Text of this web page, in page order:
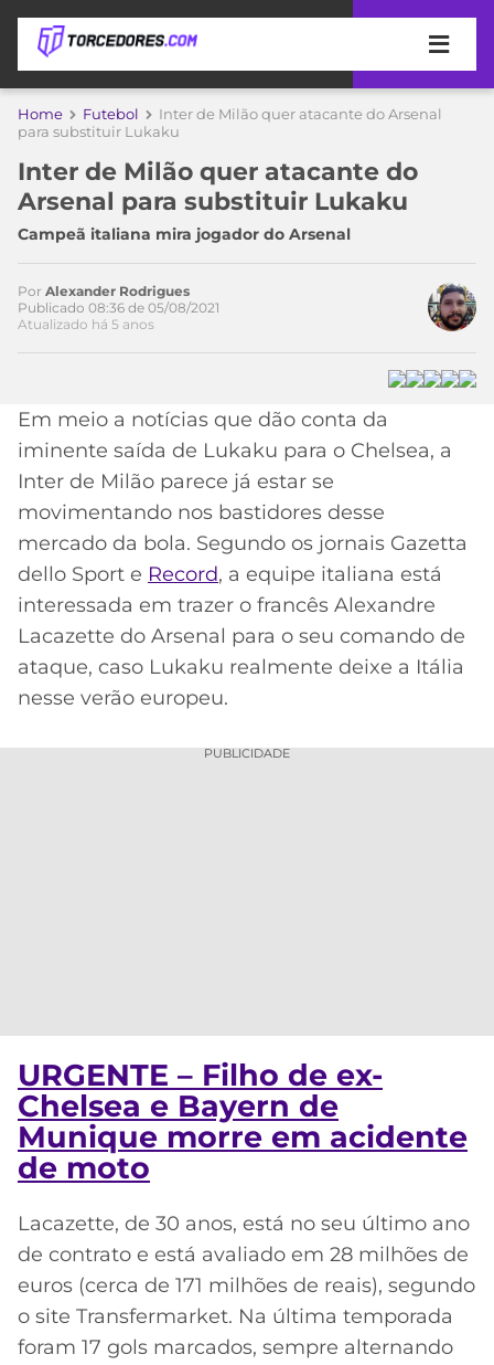
APOSTAS
DE
APOSTA
MELHORES
SITES
DE
APOSTAS
2026
CÓDIGO
PROMOCIONAL
BETBOOM
CÓDIGO
DE
INDICAÇÃO
BET365
CÓDIGO
BETANO
MELHORES
2026
COPA
DO
MUNDO
TIMES
TIME
PALMEIRAS
CORINTHIANS
SÃO
PAULO
SANTOS
GRÊMIO
ATLÉTICO
MG
CRUZEIRO
BRASILEIRÃO
SÉRIE
A
LIBERTADORES
COPA
DO
BRASIL
LEAGUE
MÍDIA
ESPORTIVA
MERCADO
DA
BOLA
PALPITES
Home Futebol
Inter de Milão quer atacante do Arsenal
para substituir Lukaku
Inter de Milão quer atacante do
Arsenal para substituir Lukaku
Campeã italiana mira jogador do Arsenal
Acesse o perfil do autor
no Twitter
Por Alexander Rodrigues
Publicado 08:36 de 05/08/2021
Atualizado há 5 anos
Em meio a notícias que dão conta da
iminente saída de Lukaku para o Chelsea, a
Inter de Milão parece já estar se
movimentando nos bastidores desse
mercado da bola. Segundo os jornais Gazetta
dello Sport e Record, a equipe italiana está
interessada em trazer o francês Alexandre
Lacazette do Arsenal para o seu comando de
ataque, caso Lukaku realmente deixe a Itália
nesse verão europeu.
PUBLICIDADE
URGENTE – Filho de ex-
Chelsea e Bayern de
Munique morre em acidente
de moto
Lacazette, de 30 anos, está no seu último ano
de contrato e está avaliado em 28 milhões de
euros (cerca de 171 milhões de reais), segundo
o site Transfermarket. Na última temporada
foram 17 gols marcados, sempre alternando